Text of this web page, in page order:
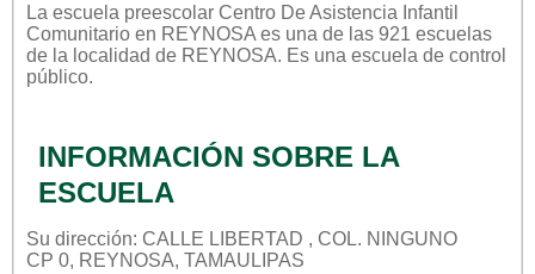
La escuela preescolar Centro De Asistencia Infantil
Comunitario en REYNOSA es una de las 921 escuelas
de la localidad de REYNOSA. Es una escuela de control
público.
INFORMACIÓN SOBRE LA
ESCUELA
Su dirección: CALLE LIBERTAD , COL. NINGUNO
CP 0, REYNOSA, TAMAULIPAS